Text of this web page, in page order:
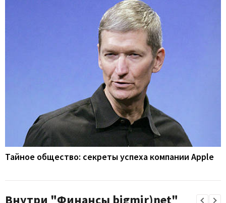
Тайное общество: секреты успеха компании Apple
Внутри "Финансы bigmir)net"